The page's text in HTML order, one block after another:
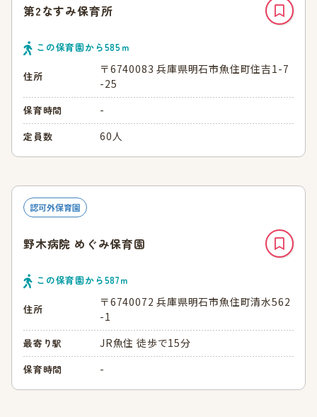
第2なすみ保育所
この保育園から585ｍ
住所
〒6740083 兵庫県明石市魚住町住吉1-7
-25
保育時間 -
定員数 60人
認可外保育園
野木病院 めぐみ保育園
この保育園から587ｍ
住所
〒6740072 兵庫県明石市魚住町清水562
-1
最寄り駅 JR魚住 徒歩で15分
保育時間 -